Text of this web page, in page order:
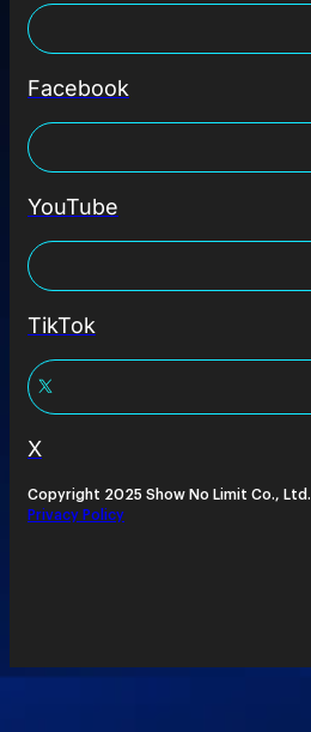
Facebook
YouTube
TikTok
X
Copyright 2025 Show No Limit Co., Ltd.
Privacy Policy